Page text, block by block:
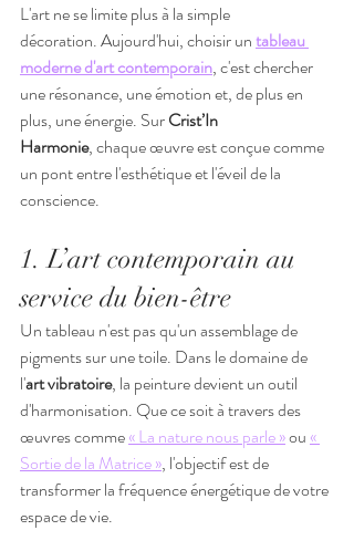
L'art ne se limite plus à la simple
décoration. Aujourd'hui, choisir un tableau
moderne d'art contemporain, c'est chercher
une résonance, une émotion et, de plus en
plus, une énergie. Sur Crist’In
Harmonie, chaque œuvre est conçue comme
un pont entre l'esthétique et l'éveil de la
conscience.
1. L’art contemporain au
service du bien-être
Un tableau n'est pas qu'un assemblage de
pigments sur une toile. Dans le domaine de
l'art vibratoire, la peinture devient un outil
d'harmonisation. Que ce soit à travers des
œuvres comme « La nature nous parle » ou «
Sortie de la Matrice », l'objectif est de
transformer la fréquence énergétique de votre
espace de vie.